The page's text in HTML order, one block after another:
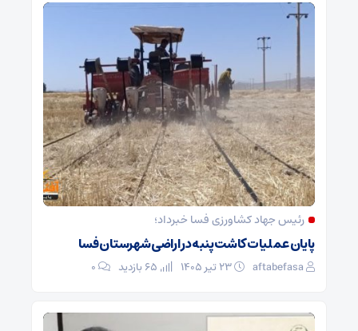
رئیس جهاد کشاورزی فسا خبرداد؛
پایان عملیات کاشت پنبه در اراضی شهرستان فسا
aftabefasa ۰